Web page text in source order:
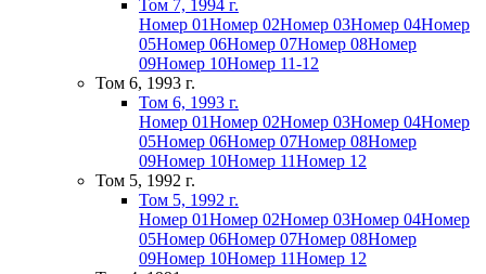
Том 7, 1994 г.
Номер 01Номер 02Номер 03Номер 04Номер
05Номер 06Номер 07Номер 08Номер
09Номер 10Номер 11-12
Том 6, 1993 г.
Том 6, 1993 г.
Номер 01Номер 02Номер 03Номер 04Номер
05Номер 06Номер 07Номер 08Номер
09Номер 10Номер 11Номер 12
Том 5, 1992 г.
Том 5, 1992 г.
Номер 01Номер 02Номер 03Номер 04Номер
05Номер 06Номер 07Номер 08Номер
09Номер 10Номер 11Номер 12